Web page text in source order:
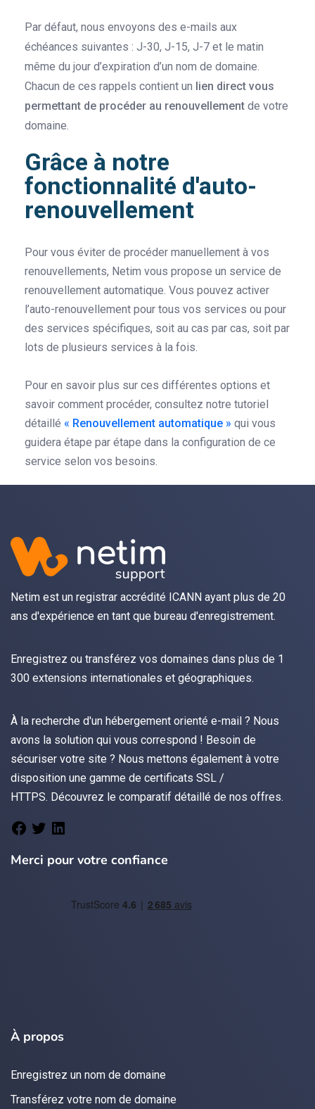
Par défaut, nous envoyons des e-mails aux
échéances suivantes : J-30, J-15, J-7 et le matin
même du jour d’expiration d’un nom de domaine.
Chacun de ces rappels contient un lien direct vous
permettant de procéder au renouvellement de votre
domaine.
Grâce à notre
fonctionnalité d'auto-
renouvellement
Pour vous éviter de procéder manuellement à vos
renouvellements, Netim vous propose un service de
renouvellement automatique. Vous pouvez activer
l’auto-renouvellement pour tous vos services ou pour
des services spécifiques, soit au cas par cas, soit par
lots de plusieurs services à la fois.
Pour en savoir plus sur ces différentes options et
savoir comment procéder, consultez notre tutoriel
détaillé « Renouvellement automatique » qui vous
guidera étape par étape dans la configuration de ce
service selon vos besoins.
Netim est un registrar accrédité ICANN ayant plus de 20
ans d'expérience en tant que bureau d'enregistrement.
Enregistrez ou transférez vos domaines dans plus de 1
300 extensions internationales et géographiques.
À la recherche d'un hébergement orienté e-mail ? Nous
avons la solution qui vous correspond ! Besoin de
sécuriser votre site ? Nous mettons également à votre
disposition une gamme de certificats SSL /
HTTPS. Découvrez le comparatif détaillé de nos offres.
Merci pour votre confiance
À propos
Enregistrez un nom de domaine
Transférez votre nom de domaine